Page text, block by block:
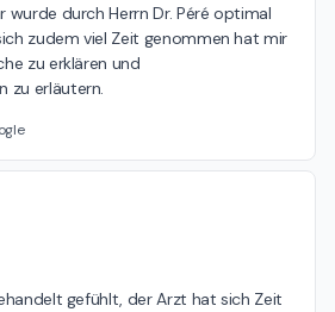
wurde durch Herrn Dr. Péré optimal
zudem viel Zeit genommen hat mir
zu erklären und
zu erläutern.
gefühlt, der Arzt hat sich Zeit